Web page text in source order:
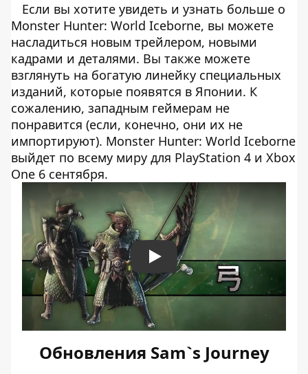
Если вы хотите увидеть и узнать больше о
Monster Hunter: World Iceborne, вы можете
насладиться новым трейлером, новыми
кадрами и деталями. Вы также можете
взглянуть на богатую линейку специальных
изданий, которые появятся в Японии. К
сожалению, западным геймерам не
понравится (если, конечно, они их не
импортируют). Monster Hunter: World Iceborne
выйдет по всему миру для PlayStation 4 и Xbox
One 6 сентября.
Play
Обновления Sam`s Journey